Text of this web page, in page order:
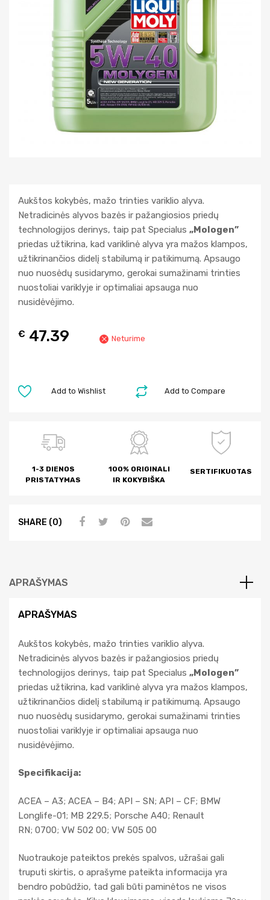
Aukštos kokybės, mažo trinties variklio alyva.
Netradicinės alyvos bazės ir pažangiosios priedų
technologijos derinys, taip pat Specialus „Mologen”
priedas užtikrina, kad variklinė alyva yra mažos klampos,
užtikrinančios didelį stabilumą ir patikimumą. Apsaugo
nuo nuosėdų susidarymo, gerokai sumažinami trinties
nuostoliai variklyje ir optimaliai apsauga nuo
nusidėvėjimo.
€ 47.39 Neturime
Add to Compare
Add to Wishlist
1-3 DIENOS
PRISTATYMAS
100% ORIGINALI
IR KOKYBIŠKA
SERTIFIKUOTAS
SHARE (0)
APRAŠYMAS
APRAŠYMAS
Aukštos kokybės, mažo trinties variklio alyva.
Netradicinės alyvos bazės ir pažangiosios priedų
technologijos derinys, taip pat Specialus „Mologen”
priedas užtikrina, kad variklinė alyva yra mažos klampos,
užtikrinančios didelį stabilumą ir patikimumą. Apsaugo
nuo nuosėdų susidarymo, gerokai sumažinami trinties
nuostoliai variklyje ir optimaliai apsauga nuo
nusidėvėjimo.
Specifikacija:
ACEA – A3; ACEA – B4; API – SN; API – CF; BMW
Longlife-01; MB 229.5; Porsche A40; Renault
RN; 0700; VW 502 00; VW 505 00
Nuotraukoje pateiktos prekės spalvos, užrašai gali
truputi skirtis, o aprašyme pateikta informacija yra
bendro pobūdžio, tad gali būti paminėtos ne visos